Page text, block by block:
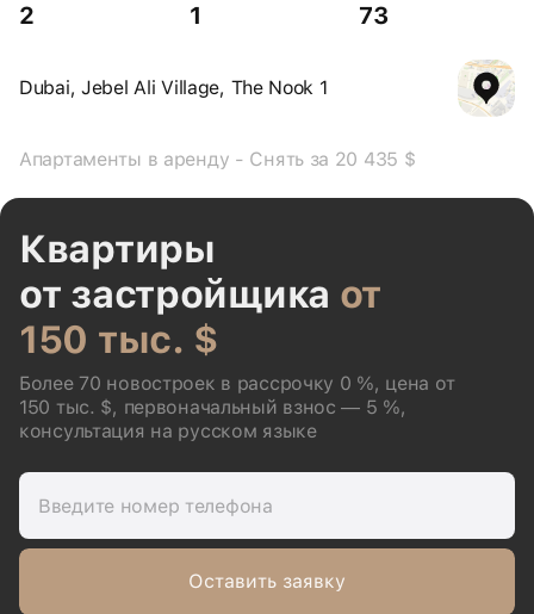
2 1 73
Dubai, Jebel Ali Village, The Nook 1
Апартаменты в аренду - Снять за 20 435 $
Квартиры
от застройщика от
150 тыс. $
Более 70 новостроек в рассрочку 0 %, цена от
150 тыс. $, первоначальный взнос — 5 %,
консультация на русском языке
Введите номер телефона
Оставить заявку